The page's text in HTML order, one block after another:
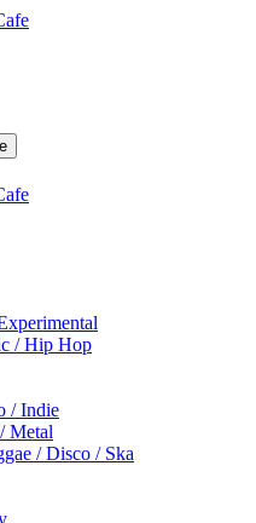
/ Hip Hop
/ Indie
Metal
/ Disco / Ska